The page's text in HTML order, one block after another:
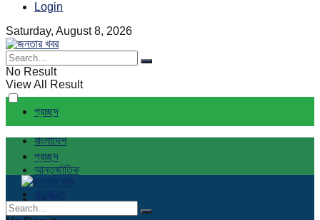
Login
Saturday, August 8, 2026
No Result
View All Result
প্রচ্ছদ
বাংলাদেশ
আন্তর্জাতিক
রাজনীতি
প্রচ্ছদ
বাংলাদেশ